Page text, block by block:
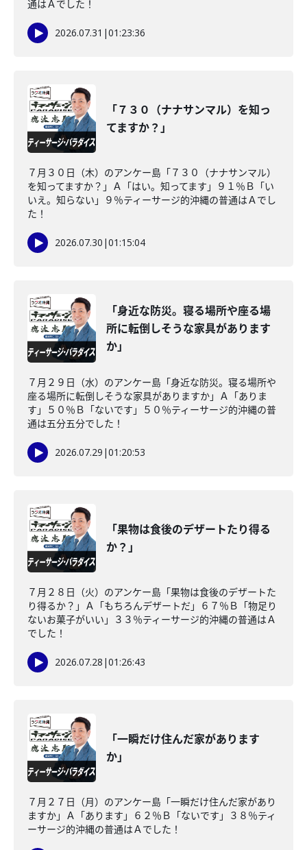
通はＡでした！
2026.07.31 |01:23:36
「７３０（ナナサンマル）を知っ
てますか？」
７月３０日（木）のアンケー島「７３０（ナナサンマル）
を知ってますか？」Ａ「はい。知ってます」９１％Ｂ「い
いえ。知らない」９％ティーサージ的沖縄の普通はＡでし
た！
2026.07.30 |01:15:04
「身近な防災。寝る場所や座る場
所に転倒しそうな家具があります
か」
７月２９日（水）のアンケー島「身近な防災。寝る場所や
座る場所に転倒しそうな家具がありますか」Ａ「ありま
す」５０％Ｂ「ないです」５０％ティーサージ的沖縄の普
通は五分五分でした！
2026.07.29 |01:20:53
「果物は食後のデザートたり得る
か？」
７月２８日（火）のアンケー島「果物は食後のデザートた
り得るか？」Ａ「もちろんデザートだ」６７％Ｂ「物足り
ないお菓子がいい」３３％ティーサージ的沖縄の普通はＡ
でした！
2026.07.28 |01:26:43
「一瞬だけ住んだ家があります
か」
７月２７日（月）のアンケー島「一瞬だけ住んだ家があり
ますか」Ａ「あります」６２％Ｂ「ないです」３８％ティ
ーサージ的沖縄の普通はＡでした！